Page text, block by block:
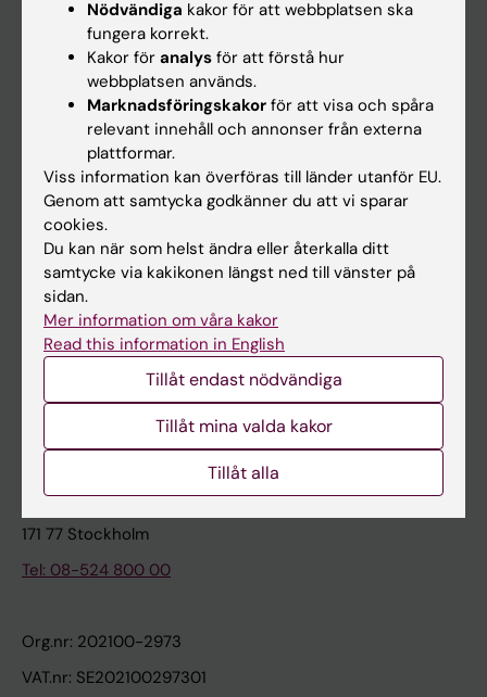
Studentmejlen
Kurs- och programwebbar
Student på KI
Medarbetare
Medarbetarportalen
Kontakta och besök KI
Universitetsbiblioteket
Stöd forskning och utbildning
Karolinska Institutet Innovation
Kontakta presstjänsten
Karolinska Institutet
171 77 Stockholm
Tel: 08-524 800 00
Org.nr: 202100-2973
VAT.nr: SE202100297301
Nödvändiga kakor för att webbplatsen ska
fungera korrekt.
Kakor för analys för att förstå hur
webbplatsen används.
Marknadsföringskakor för att visa och spåra
relevant innehåll och annonser från externa
plattformar.
Viss information kan överföras till länder utanför EU.
Genom att samtycka godkänner du att vi sparar
cookies.
Du kan när som helst ändra eller återkalla ditt
samtycke via kakikonen längst ned till vänster på
sidan.
Mer information om våra kakor
Read this information in English
Tillåt endast nödvändiga
Tillåt mina valda kakor
Tillåt alla